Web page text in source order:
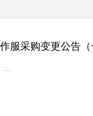
服采购变更公告（
...